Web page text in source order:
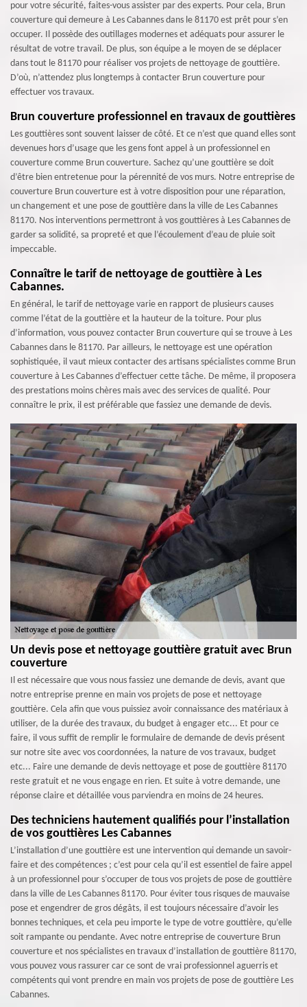
pour votre sécurité, faites-vous assister par des experts. Pour cela, Brun
couverture qui demeure à Les Cabannes dans le 81170 est prêt pour s’en
occuper. Il possède des outillages modernes et adéquats pour assurer le
résultat de votre travail. De plus, son équipe a le moyen de se déplacer
dans tout le 81170 pour réaliser vos projets de nettoyage de gouttière.
D’où, n’attendez plus longtemps à contacter Brun couverture pour
effectuer vos travaux.
Brun couverture professionnel en travaux de gouttières
Les gouttières sont souvent laisser de côté. Et ce n’est que quand elles sont
devenues hors d’usage que les gens font appel à un professionnel en
couverture comme Brun couverture. Sachez qu’une gouttière se doit
d’être bien entretenue pour la pérennité de vos murs. Notre entreprise de
couverture Brun couverture est à votre disposition pour une réparation,
un changement et une pose de gouttière dans la ville de Les Cabannes
81170. Nos interventions permettront à vos gouttières à Les Cabannes de
garder sa solidité, sa propreté et que l’écoulement d’eau de pluie soit
impeccable.
Connaître le tarif de nettoyage de gouttière à Les
Cabannes.
En général, le tarif de nettoyage varie en rapport de plusieurs causes
comme l’état de la gouttière et la hauteur de la toiture. Pour plus
d’information, vous pouvez contacter Brun couverture qui se trouve à Les
Cabannes dans le 81170. Par ailleurs, le nettoyage est une opération
sophistiquée, il vaut mieux contacter des artisans spécialistes comme Brun
couverture à Les Cabannes d’effectuer cette tâche. De même, il proposera
des prestations moins chères mais avec des services de qualité. Pour
connaître le prix, il est préférable que fassiez une demande de devis.
Un devis pose et nettoyage gouttière gratuit avec Brun
couverture
Il est nécessaire que vous nous fassiez une demande de devis, avant que
notre entreprise prenne en main vos projets de pose et nettoyage
gouttière. Cela afin que vous puissiez avoir connaissance des matériaux à
utiliser, de la durée des travaux, du budget à engager etc... Et pour ce
faire, il vous suffit de remplir le formulaire de demande de devis présent
sur notre site avec vos coordonnées, la nature de vos travaux, budget
etc... Faire une demande de devis nettoyage et pose de gouttière 81170
reste gratuit et ne vous engage en rien. Et suite à votre demande, une
réponse claire et détaillée vous parviendra en moins de 24 heures.
Des techniciens hautement qualifiés pour l’installation
de vos gouttières Les Cabannes
L’installation d’une gouttière est une intervention qui demande un savoir-
faire et des compétences ; c’est pour cela qu’il est essentiel de faire appel
à un professionnel pour s’occuper de tous vos projets de pose de gouttière
dans la ville de Les Cabannes 81170. Pour éviter tous risques de mauvaise
pose et engendrer de gros dégâts, il est toujours nécessaire d’avoir les
bonnes techniques, et cela peu importe le type de votre gouttière, qu’elle
soit rampante ou pendante. Avec notre entreprise de couverture Brun
couverture et nos spécialistes en travaux d’installation de gouttière 81170,
vous pouvez vous rassurer car ce sont de vrai professionnel aguerris et
compétents qui vont prendre en main vos projets de pose de gouttière Les
Cabannes.